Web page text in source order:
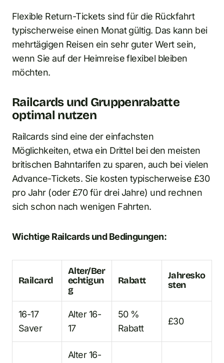
Flexible Return-Tickets sind für die Rückfahrt
typischerweise einen Monat gültig. Das kann bei
mehrtägigen Reisen ein sehr guter Wert sein,
wenn Sie auf der Heimreise flexibel bleiben
möchten.
Railcards und Gruppenrabatte
optimal nutzen
Railcards sind eine der einfachsten
Möglichkeiten, etwa ein Drittel bei den meisten
britischen Bahntarifen zu sparen, auch bei vielen
Advance-Tickets. Sie kosten typischerweise £30
pro Jahr (oder £70 für drei Jahre) und rechnen
sich schon nach wenigen Fahrten.
Wichtige Railcards und Bedingungen:
Railcard
Alter/Ber
echtigun
g
Rabatt
Jahresko
sten
16-17
Saver
Alter 16-
17
50 %
Rabatt
£30
Alter 16-